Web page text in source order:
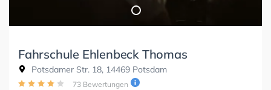
Fahrschule Ehlenbeck Thomas
Potsdamer Str. 18, 14469 Potsdam
73 Bewertungen